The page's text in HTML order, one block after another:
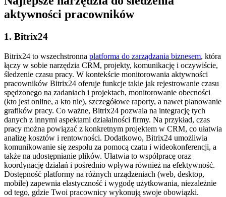
aktywności pracowników
1. Bitrix24
Bitrix24 to wszechstronna platforma do zarządzania biznesem, która
łączy w sobie narzędzia CRM, projekty, komunikację i oczywiście,
śledzenie czasu pracy. W kontekście monitorowania aktywności
pracowników Bitrix24 oferuje funkcje takie jak rejestrowanie czasu
spędzonego na zadaniach i projektach, monitorowanie obecności
(kto jest online, a kto nie), szczegółowe raporty, a nawet planowanie
grafików pracy. Co ważne, Bitrix24 pozwala na integrację tych
danych z innymi aspektami działalności firmy. Na przykład, czas
pracy można powiązać z konkretnym projektem w CRM, co ułatwia
analizę kosztów i rentowności. Dodatkowo, Bitrix24 umożliwia
komunikowanie się zespołu za pomocą czatu i wideokonferencji, a
także na udostępnianie plików. Ułatwia to współpracę oraz
koordynację działań i pośrednio wpływa również na efektywność.
Dostępność platformy na różnych urządzeniach (web, desktop,
mobile) zapewnia elastyczność i wygodę użytkowania, niezależnie
od tego, gdzie Twoi pracownicy wykonują swoje obowiązki.